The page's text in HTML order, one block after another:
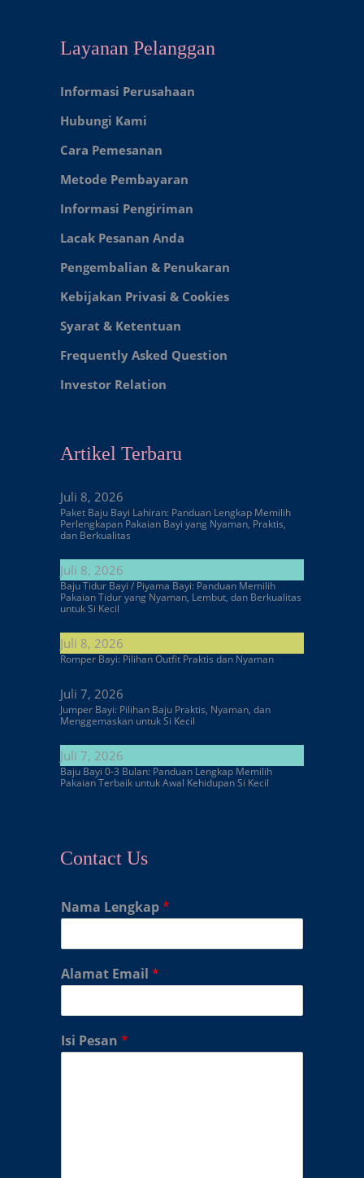
Layanan Pelanggan
Informasi Perusahaan
Hubungi Kami
Cara Pemesanan
Metode Pembayaran
Informasi Pengiriman
Lacak Pesanan Anda
Pengembalian & Penukaran
Kebijakan Privasi & Cookies
Syarat & Ketentuan
Frequently Asked Question
Investor Relation
Artikel Terbaru
Juli 8, 2026
Paket Baju Bayi Lahiran: Panduan Lengkap Memilih
Perlengkapan Pakaian Bayi yang Nyaman, Praktis,
dan Berkualitas
Juli 8, 2026
Baju Tidur Bayi / Piyama Bayi: Panduan Memilih
Pakaian Tidur yang Nyaman, Lembut, dan Berkualitas
untuk Si Kecil
Juli 8, 2026
Romper Bayi: Pilihan Outfit Praktis dan Nyaman
Juli 7, 2026
Jumper Bayi: Pilihan Baju Praktis, Nyaman, dan
Menggemaskan untuk Si Kecil
Juli 7, 2026
Baju Bayi 0-3 Bulan: Panduan Lengkap Memilih
Pakaian Terbaik untuk Awal Kehidupan Si Kecil
Contact Us
Nama Lengkap*
Alamat Email *
Isi Pesan *